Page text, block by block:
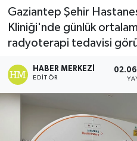
Gaziantep Şehir
Kliniği'nde günlük
radyoterapi tedavisi
HABER MERKEZI
EDITÖR
Dünya
Eğitim
Ekonomi
Güncel
Tüm Manşetler
Son Dakika Haberleri
Haber Arşivi